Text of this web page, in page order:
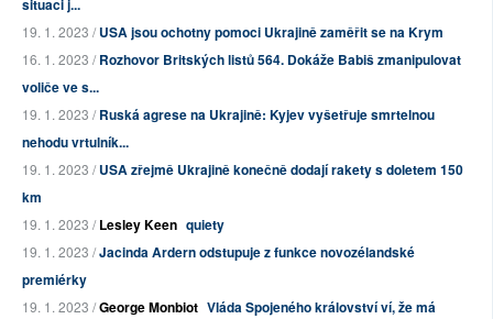
situaci j...
19. 1. 2023 /USA jsou ochotny pomoci Ukrajině zaměřit se na Krym
16. 1. 2023 /Rozhovor Britských listů 564. Dokáže Babiš zmanipulovat
voliče ve s...
19. 1. 2023 /Ruská agrese na Ukrajině: Kyjev vyšetřuje smrtelnou
nehodu vrtulník...
19. 1. 2023 /USA zřejmě Ukrajině konečně dodají rakety s doletem 150
km
19. 1. 2023 /Lesley Keen quiety
19. 1. 2023 /Jacinda Ardern odstupuje z funkce novozélandské
premiérky
19. 1. 2023 /George Monbiot Vláda Spojeného království ví, že má